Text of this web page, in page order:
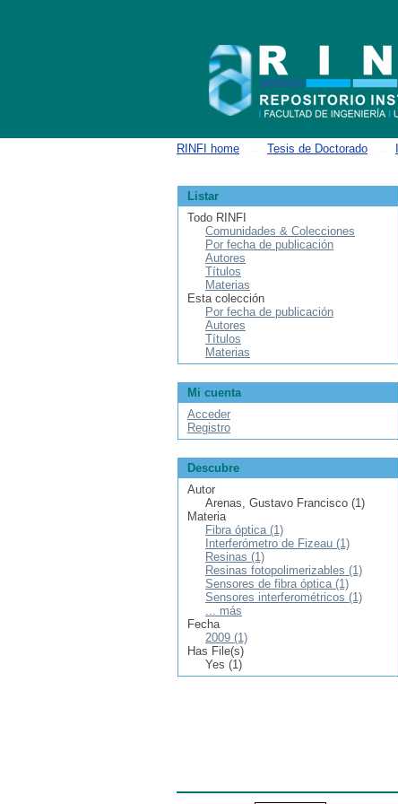
RINFI home Tesis de Doctorado
Listar
Todo RINFI
Comunidades & Colecciones
Por fecha de publicación
Autores
Títulos
Materias
Esta colección
Por fecha de publicación
Autores
Títulos
Materias
Mi cuenta
Acceder
Registro
Descubre
Autor
Arenas, Gustavo Francisco (1)
Materia
Fibra óptica (1)
Interferómetro de Fizeau (1)
Resinas (1)
Resinas fotopolimerizables (1)
Sensores de fibra óptica (1)
Sensores interferométricos (1)
... más
Fecha
2009 (1)
Has File(s)
Yes (1)